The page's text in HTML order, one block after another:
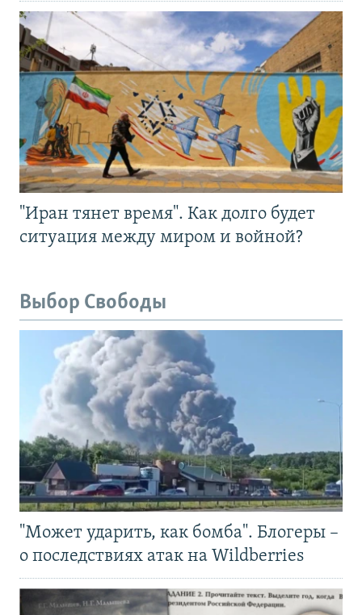
"Иран тянет время". Как долго будет
ситуация между миром и войной?
Выбор Свободы
"Может ударить, как бомба". Блогеры –
о последствиях атак на Wildberries